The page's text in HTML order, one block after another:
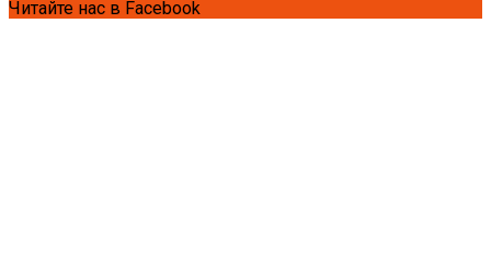
Читайте нас в Facebook